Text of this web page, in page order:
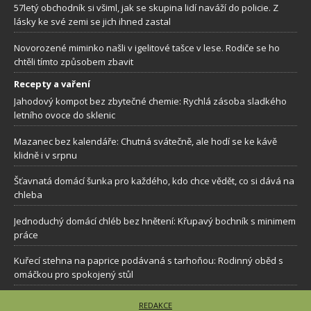
57letý obchodník si všiml, jak se skupina lidí naváží do policie. Z
lásky ke své zemi se jich ihned zastal
Novorozené miminko našli v igelitové tašce v lese. Rodiče se ho
chtěli tímto způsobem zbavit
Recepty a vaření
Jahodový kompot bez zbytečné chemie: Rychlá zásoba sladkého
letního ovoce do sklenic
Mazanec bez kalendáře: Chutná svátečně, ale hodí se ke kávě
klidně i v srpnu
Šťavnatá domácí šunka pro každého, kdo chce vědět, co si dává na
chleba
Jednoduchý domácí chléb bez hnětení: Křupavý bochník s minimem
práce
Kuřecí stehna na paprice podávaná s tarhoňou: Rodinný oběd s
omáčkou pro spokojený stůl
REDAKCE